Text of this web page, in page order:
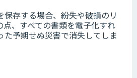
存する場合、紛失や破損のリ
点、すべての書類を電子化すれ
た予期せぬ災害で消失してしま